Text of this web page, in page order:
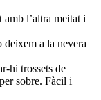
l’altra meitat i
deixem a la nevera
hi trossets de
sobre. Fàcil i